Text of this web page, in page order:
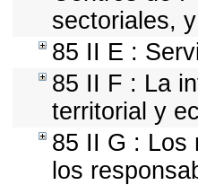
sectoriales,
85 II E :
85 II F : La
territorial y
85 II G : Los
los